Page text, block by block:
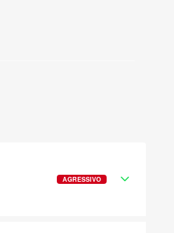
AGRESSIVO